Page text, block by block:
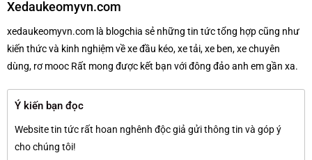
Xedaukeomyvn.com
xedaukeomyvn.com là blogchia sẻ những tin tức tổng hợp cũng như
kiến thức và kinh nghiệm về xe đầu kéo, xe tải, xe ben, xe chuyên
dùng, rơ mooc Rất mong được kết bạn với đông đảo anh em gần xa.
Ý kiến bạn đọc
Website tin tức rất hoan nghênh độc giả gửi thông tin và góp ý
cho chúng tôi!